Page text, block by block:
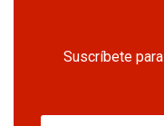
Suscríbete